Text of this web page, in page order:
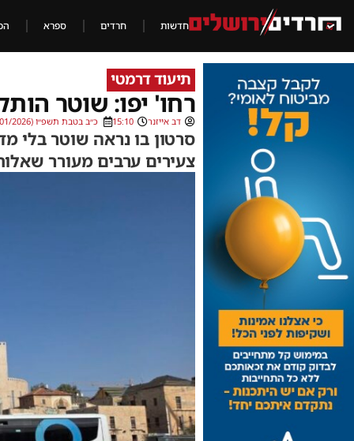
חדשות חרדים ספרא
תיעוד דרמטי
רחו' יפו: שוטר
דב אייזנר 15:10 כ״ב בטבת תשפ״ו (11/01/2026)
סרטון בו נראה שוטר בלי
צעירים ערבים מעורר